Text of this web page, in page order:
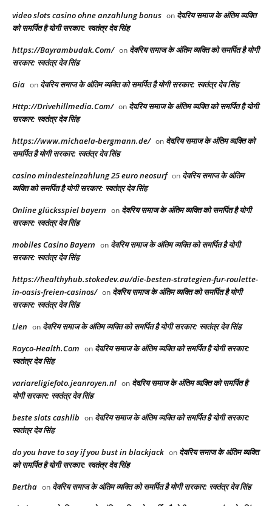
video slots casino ohne anzahlung bonus on देवरिय समाज के अंतिम व्यक्ति
को समर्पित है योगी सरकार: स्वतंत्र देव सिंह
https://Bayrambudak.Com/ on देवरिय समाज के अंतिम व्यक्ति को समर्पित है योगी
सरकार: स्वतंत्र देव सिंह
Gia on देवरिय समाज के अंतिम व्यक्ति को समर्पित है योगी सरकार: स्वतंत्र देव सिंह
Http://Drivehillmedia.Com/ on देवरिय समाज के अंतिम व्यक्ति को समर्पित है योगी
सरकार: स्वतंत्र देव सिंह
https://www.michaela-bergmann.de/ on देवरिय समाज के अंतिम व्यक्ति को
समर्पित है योगी सरकार: स्वतंत्र देव सिंह
casino mindesteinzahlung 25 euro neosurf on देवरिय समाज के अंतिम
व्यक्ति को समर्पित है योगी सरकार: स्वतंत्र देव सिंह
Online glücksspiel bayern on देवरिय समाज के अंतिम व्यक्ति को समर्पित है योगी
सरकार: स्वतंत्र देव सिंह
mobiles Casino Bayern on देवरिय समाज के अंतिम व्यक्ति को समर्पित है योगी
सरकार: स्वतंत्र देव सिंह
https://healthyhub.stokedev.au/die-besten-strategien-fur-roulette-
in-oasis-freien-casinos/ on देवरिय समाज के अंतिम व्यक्ति को समर्पित है योगी
सरकार: स्वतंत्र देव सिंह
Lien on देवरिय समाज के अंतिम व्यक्ति को समर्पित है योगी सरकार: स्वतंत्र देव सिंह
Rayco-Health.Com on देवरिय समाज के अंतिम व्यक्ति को समर्पित है योगी सरकार:
स्वतंत्र देव सिंह
variareligiefoto.jeanroyen.nl on देवरिय समाज के अंतिम व्यक्ति को समर्पित है
योगी सरकार: स्वतंत्र देव सिंह
beste slots cashlib on देवरिय समाज के अंतिम व्यक्ति को समर्पित है योगी सरकार:
स्वतंत्र देव सिंह
do you have to say if you bust in blackjack on देवरिय समाज के अंतिम व्यक्ति
को समर्पित है योगी सरकार: स्वतंत्र देव सिंह
Bertha on देवरिय समाज के अंतिम व्यक्ति को समर्पित है योगी सरकार: स्वतंत्र देव सिंह